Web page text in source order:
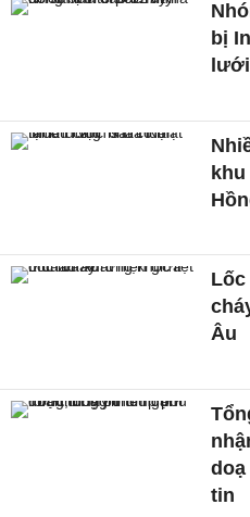
bị
khu
Âu
tin